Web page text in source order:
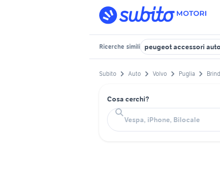
Ricerche simili peugeot accessori
Subito Auto Volvo Puglia
Cosa cerchi?